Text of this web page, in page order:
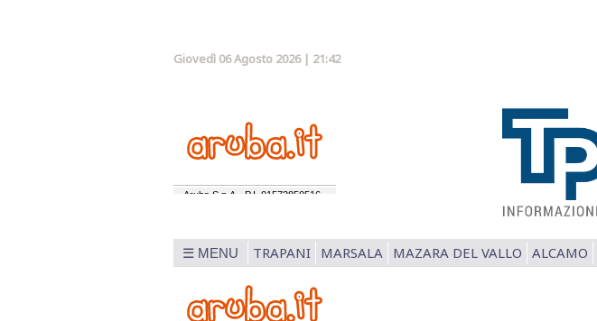
Giovedì 06 Agosto 2026 | 21:42
☰ MENU TRAPANI MARSALA MAZARA DEL VALLO ALCAMO